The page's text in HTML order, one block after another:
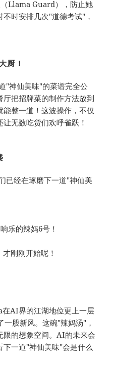
Llama Guard），防止她
时安排几次"道德考试"，
厨！
"神仙美味"的菜谱完全公
把招牌菜的制作方法放到
整一道！这波操作，不仅
无数吃货们欢呼雀跃！
已经在琢磨下一道"神仙美
乐的辣妈6号！
刚刚开始呢！
AI界的江湖地位更上一层
股新风。这碗"辣妈汤"，
限的想象空间。AI的未来会
下一道"神仙美味"会是什么